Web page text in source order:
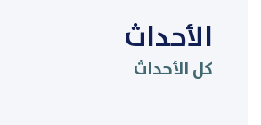
الأحداث
كل الأحداث